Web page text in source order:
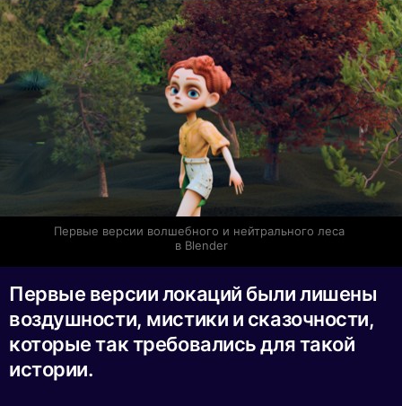
Первые версии волшебного и нейтрального леса
в Blender
Первые версии локаций были лишены
воздушности, мистики и сказочности,
которые так требовались для такой
истории.